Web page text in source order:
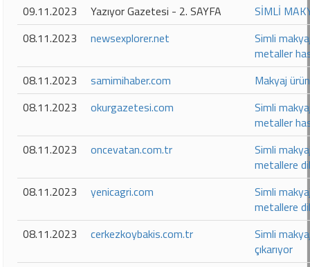
09.11.2023
Yazıyor Gazetesi - 2. SAYFA
SİMLİ
08.11.2023
newsexplorer.net
Simli
metaller
08.11.2023
samimihaber.com
Makyaj
08.11.2023
okurgazetesi.com
Simli
metaller
08.11.2023
oncevatan.com.tr
Simli
metallere
08.11.2023
yenicagri.com
Simli
metallere
08.11.2023
cerkezkoybakis.com.tr
Simli
çıkarıyor